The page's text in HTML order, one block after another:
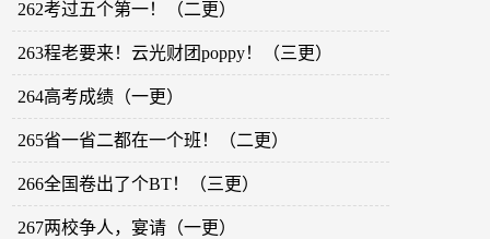
262考过五个第一！（二更）
263程老要来！云光财团poppy！（三更）
264高考成绩（一更）
265省一省二都在一个班！（二更）
266全国卷出了个BT！（三更）
267两校争人，宴请（一更）